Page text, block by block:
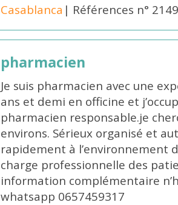
Casablanca | Références n°
pharmacien
Je suis pharmacien avec une
ans et demi en officine et
pharmacien responsable.je
environs. Sérieux organisé et
rapidement à l’environnement
charge professionnelle des
information complémentaire
whatsapp 0657459317